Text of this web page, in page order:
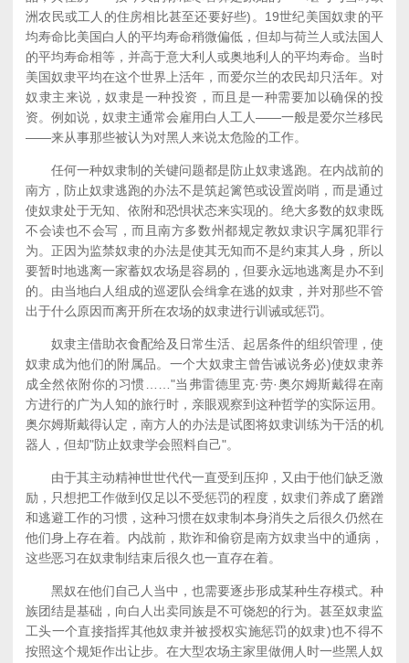
洲农民或工人的住房相比甚至还要好些)。19世纪美国奴隶的平
均寿命比美国白人的平均寿命稍微偏低，但却与荷兰人或法国人
的平均寿命相等，并高于意大利人或奥地利人的平均寿命。当时
美国奴隶平均在这个世界上活年，而爱尔兰的农民却只活年。对
奴隶主来说，奴隶是一种投资，而且是一种需要加以确保的投
资。例如说，奴隶主通常会雇用白人工人——一般是爱尔兰移民
——来从事那些被认为对黑人来说太危险的工作。
任何一种奴隶制的关键问题都是防止奴隶逃跑。在内战前的
南方，防止奴隶逃跑的办法不是筑起篱笆或设置岗哨，而是通过
使奴隶处于无知、依附和恐惧状态来实现的。绝大多数的奴隶既
不会读也不会写，而且南方多数州都规定教奴隶识字属犯罪行
为。正因为监禁奴隶的办法是使其无知而不是约束其人身，所以
要暂时地逃离一家蓄奴农场是容易的，但要永远地逃离是办不到
的。由当地白人组成的巡逻队会缉拿在逃的奴隶，并对那些不管
出于什么原因而离开所在农场的奴隶进行训诫或惩罚。
奴隶主借助衣食配给及日常生活、起居条件的组织管理，使
奴隶成为他们的附属品。一个大奴隶主曾告诫说务必)使奴隶养
成全然依附你的习惯……"当弗雷德里克·劳·奥尔姆斯戴得在南
方进行的广为人知的旅行时，亲眼观察到这种哲学的实际运用。
奥尔姆斯戴得认定，南方人的办法是试图将奴隶训练为干活的机
器人，但却"防止奴隶学会照料自己"。
由于其主动精神世世代代一直受到压抑，又由于他们缺乏激
励，只想把工作做到仅足以不受惩罚的程度，奴隶们养成了磨蹭
和逃避工作的习惯，这种习惯在奴隶制本身消失之后很久仍然在
他们身上存在着。内战前，欺诈和偷窃是南方奴隶当中的通病，
这些恶习在奴隶制结束后很久也一直存在着。
黑奴在他们自己人当中，也需要逐步形成某种生存模式。种
族团结是基础，向白人出卖同族是不可饶恕的行为。甚至奴隶监
工头一个直接指挥其他奴隶并被授权实施惩罚的奴隶)也不得不
按照这个规矩作出让步。在大型农场主家里做佣人时一些黑人奴